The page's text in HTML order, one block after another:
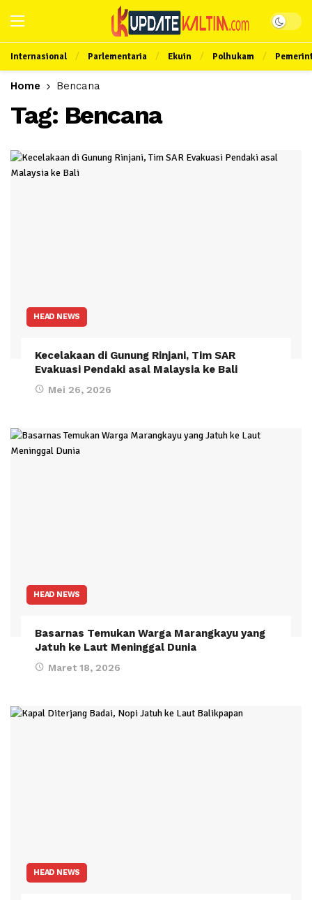
Internasional Parlementaria Ekuin Polhukam
Home Bencana
Tag: Bencana
HEAD NEWS
Kecelakaan di Gunung Rinjani, Tim SAR
Evakuasi Pendaki asal Malaysia ke Bali
Mei 26, 2026
HEAD NEWS
Basarnas Temukan Warga Marangkayu yang
Jatuh ke Laut Meninggal Dunia
Maret 18, 2026
HEAD NEWS